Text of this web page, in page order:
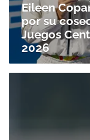
Eileen
por su
Juegos
2026